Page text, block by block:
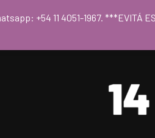
+54 11 4051-1967. ***EVITÁ